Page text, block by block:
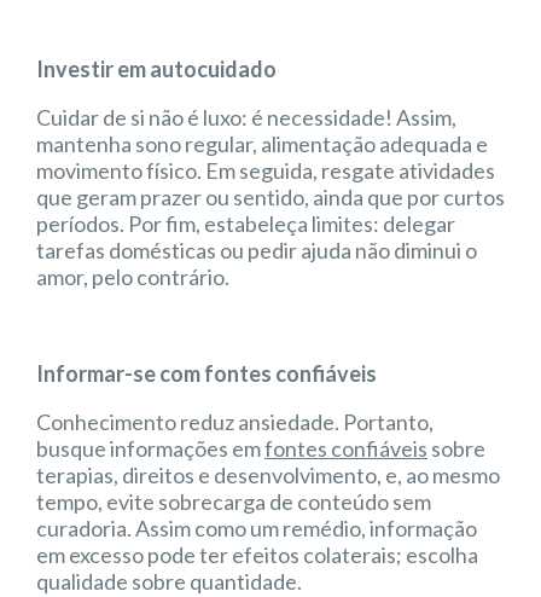
Investir em autocuidado
Cuidar de si não é luxo: é necessidade! Assim,
mantenha sono regular, alimentação adequada e
movimento físico. Em seguida, resgate atividades
que geram prazer ou sentido, ainda que por curtos
períodos. Por fim, estabeleça limites: delegar
tarefas domésticas ou pedir ajuda não diminui o
amor, pelo contrário.
Informar-se com fontes confiáveis
Conhecimento reduz ansiedade. Portanto,
busque informações emfontes confiáveis sobre
terapias, direitos e desenvolvimento, e, ao mesmo
tempo, evite sobrecarga de conteúdo sem
curadoria. Assim como um remédio, informação
em excesso pode ter efeitos colaterais; escolha
qualidade sobre quantidade.